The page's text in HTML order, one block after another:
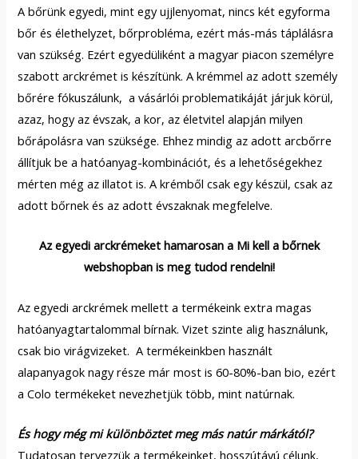
A bőrünk egyedi, mint egy ujjlenyomat, nincs két egyforma
bőr és élethelyzet, bőrprobléma, ezért más-más táplálásra
van szükség. Ezért egyedüliként a magyar piacon személyre
szabott arckrémet is készítünk. A krémmel az adott személy
bőrére fókuszálunk, a vásárlói problematikáját járjuk körül,
azaz, hogy az évszak, a kor, az életvitel alapján milyen
bőrápolásra van szüksége. Ehhez mindig az adott arcbőrre
állítjuk be a hatóanyag-kombinációt, és a lehetőségekhez
mérten még az illatot is. A krémből csak egy készül, csak az
adott bőrnek és az adott évszaknak megfelelve.
Az egyedi arckrémeket hamarosan a Mi kell a bőrnek
webshopban is meg tudod rendelni!
Az egyedi arckrémek mellett a termékeink extra magas
hatóanyagtartalommal bírnak. Vizet szinte alig használunk,
csak bio virágvizeket. A termékeinkben használt
alapanyagok nagy része már most is 60-80%-ban bio, ezért
a Colo termékeket nevezhetjük több, mint natúrnak.
És hogy még mi különböztet meg más natúr márkától?
Tudatosan tervezzük a termékeinket, hosszútávú célunk,